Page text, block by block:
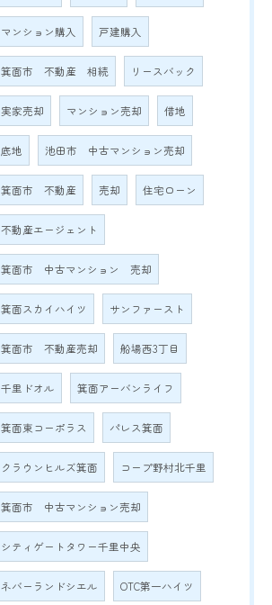
マンション購入 戸建購入
箕面市 不動産 相続 リースバック
実家売却 マンション売却 借地
底地 池田市 中古マンション売却
箕面市 不動産 売却 住宅ローン
不動産エージェント
箕面市 中古マンション 売却
箕面スカイハイツ サンファースト
箕面市 不動産売却 船場西3丁目
千里ドオル 箕面アーバンライフ
箕面東コーポラス パレス箕面
クラウンヒルズ箕面 コープ野村北千里
箕面市 中古マンション売却
シティゲートタワー千里中央
ネバーランドシエル OTC第一ハイツ